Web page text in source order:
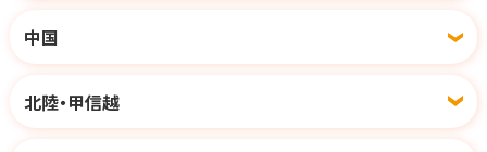
中国
北陸・甲信越